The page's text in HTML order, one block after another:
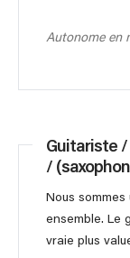
Autonome en
Guitariste /
/
Nous
ensemble. Le
vraie plus